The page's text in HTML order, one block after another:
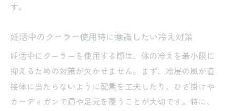
す。
妊活中のクーラー使用時に意識したい冷え対策
妊活中にクーラーを使用する際は、体の冷えを最小限に
抑えるための対策が欠かせません。まず、冷房の風が直
接体に当たらないように配置を工夫したり、ひざ掛けや
カーディガンで肩や足元を覆うことが大切です。特に、